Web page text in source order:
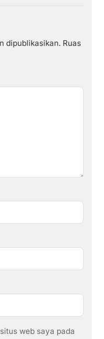
dipublikasikan. Ruas
web saya pada